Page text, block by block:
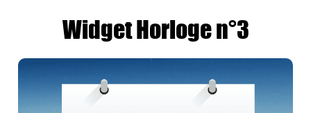
Widget Horloge n°3